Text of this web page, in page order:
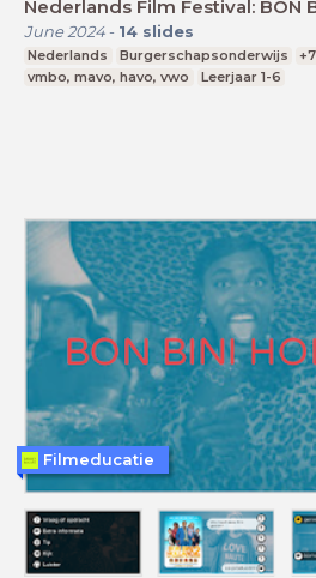
Nederlands Film Festival: BON
June 2024- 14 slides
Nederlands Burgerschapsonderwijs +7
vmbo, mavo, havo, vwo
Leerjaar 1-6
Filmeducatie